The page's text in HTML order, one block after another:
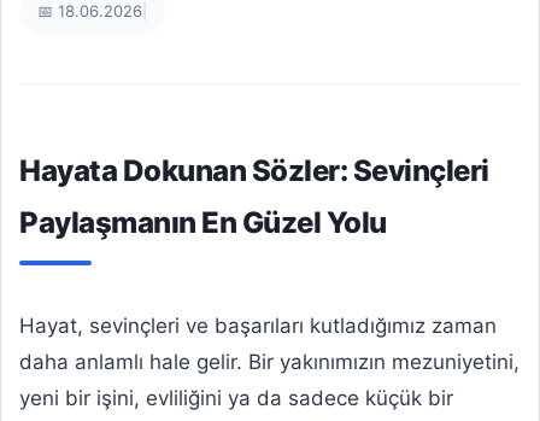
📅 18.06.2026
Hayata Dokunan Sözler: Sevinçleri
Paylaşmanın En Güzel Yolu
Hayat, sevinçleri ve başarıları kutladığımız zaman
daha anlamlı hale gelir. Bir yakınımızın mezuniyetini,
yeni bir işini, evliliğini ya da sadece küçük bir